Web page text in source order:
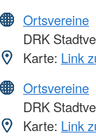
Ortsvereine
DRK
Karte: Link
Ortsvereine
DRK
Karte: Link